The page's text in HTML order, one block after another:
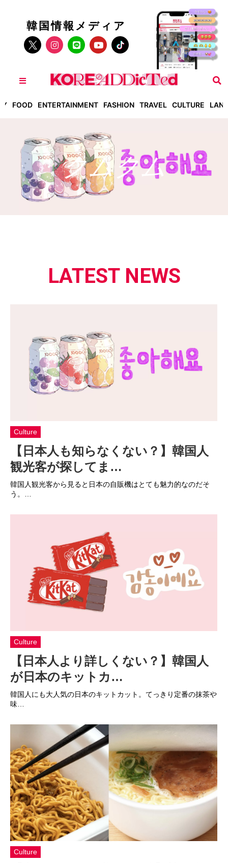
韓国情報メディア
FOOD ENTERTAINMENT FASHION TRAVEL CULTURE
クムクム
LATEST NEWS
Culture
【日本人も知らなくない？】韓国人
観光客が探してま…
韓国人観光客から見ると日本の自販機はとても魅力的なのだそ
う。…
Culture
【日本人より詳しくない？】韓国人
が日本のキットカ…
韓国人にも大人気の日本のキットカット。てっきり定番の抹茶や
味…
Culture